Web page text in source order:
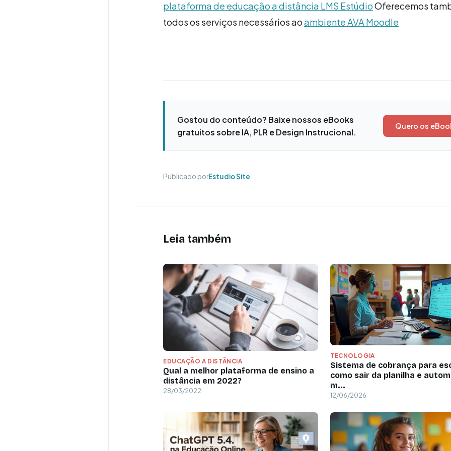
plataforma de educação a distância LMS EstúdioOferecemos
todos os serviços necessários aoambiente AVA Moodle
Gostou do conteúdo? Baixe nossos eBooks
gratuitos sobre IA, PLR e Design Instrucional.
Quero os
Publicado porEstudio Site
Leia também
EDUCAÇÃO A DISTÂNCIA
Qual a melhor plataforma de ensino a
distância em 2022?
28/03/2022
TECNOLOGIA
Sistema de cobrança para
como sair da planilha e
m...
12/06/2026